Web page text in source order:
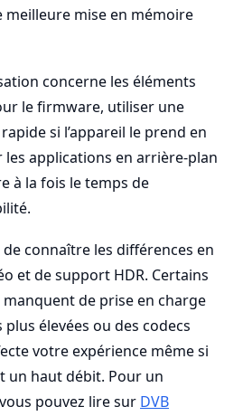
meilleure mise en mémoire
concerne les éléments
le firmware, utiliser une
si l’appareil le prend en
les applications en arrière-plan
à la fois le temps de
connaître les différences en
et de support HDR. Certains
de prise en charge
élevées ou des codecs
votre expérience même si
un haut débit. Pour un
pouvez lire sur DVB